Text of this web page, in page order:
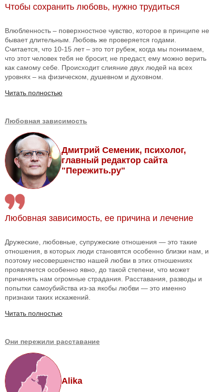
Чтобы сохранить любовь, нужно трудиться
Влюбленность – поверхностное чувство, которое в принципе не
бывает длительным. Любовь же проверяется годами.
Считается, что 10-15 лет – это тот рубеж, когда мы понимаем,
что этот человек тебя не бросит, не предаст, ему можно верить
как самому себе. Происходит слияние двух людей на всех
уровнях – на физическом, душевном и духовном.
Читать полностью
Любовная зависимость
Дмитрий Семеник, психолог,
главный редактор сайта
"Пережить.ру"
Любовная зависимость, ее причина и лечение
Дружеские, любовные, супружеские отношения — это такие
отношения, в которых люди становятся особенно близки нам, и
поэтому несовершенство нашей любви в этих отношениях
проявляется особенно явно, до такой степени, что может
причинять нам огромные страдания. Расставания, разводы и
попытки самоубийства из-за якобы любви — это именно
признаки таких искажений.
Читать полностью
Они пережили расставание
Alika